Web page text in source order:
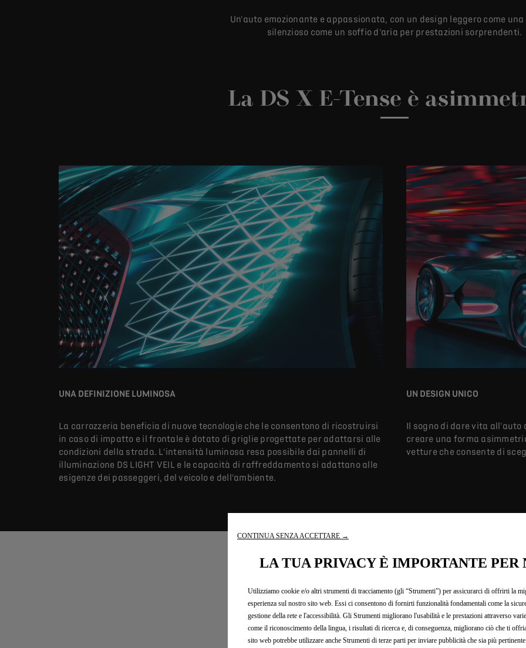
Un'auto emozionante e appassionata, con un design leggero come una
silenzioso come un soffio d'aria per prestazioni sorprendenti.
La DS X E-Tense è
UNA DEFINIZIONE LUMINOSA
La carrozzeria beneficia di nuove tecnologie che le consentono di ricostruirsi
in caso di impatto e il frontale è dotato di griglie progettate per adattarsi alle
condizioni della strada. L'intensità luminosa resa possibile dai pannelli di
illuminazione DS LIGHT VEIL e le capacità di raffreddamento si adattano alle
esigenze dei passeggeri, del veicolo e dell'ambiente.
UN DESIGN UNICO
Il sogno di dare vita all'auto
creare una forma
vetture che consente di
TECNOLOGIE
FUTURISTICHE
CONTINUA SENZA ACCETTARE →
LA TUA PRIVACY È IMPORTANTE PER
Utilizziamo cookie e/o altri strumenti di tracciamento (gli “Strumenti”) per assicurarci di offrirti la
esperienza sul nostro sito web. Essi ci consentono di fornirti funzionalità fondamentali come la
gestione della rete e l'accessibilità. Gli Strumenti migliorano l'usabilità e le prestazioni attraverso
come il riconoscimento della lingua, i risultati di ricerca e, di conseguenza, migliorano ciò che ti
sito web potrebbe utilizzare anche Strumenti di terze parti per inviare pubblicità che sia più